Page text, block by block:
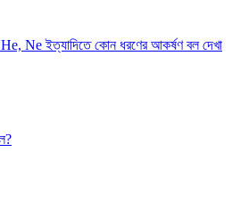
He, Ne ইত্যাদিতে কোন ধরণের আকর্ষণ বল দেখা